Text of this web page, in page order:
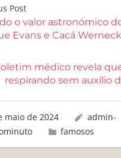
Post
o valor astronómico
Evans e Cacá
médico revela
respirando sem auxílio
maio de 2024
admin-
famosos